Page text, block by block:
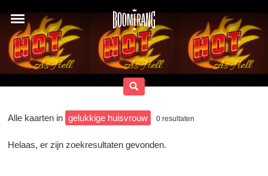
Alle kaarten in gelukkige huisvrouw 0 resultaten
Helaas, er zijn zoekresultaten gevonden.